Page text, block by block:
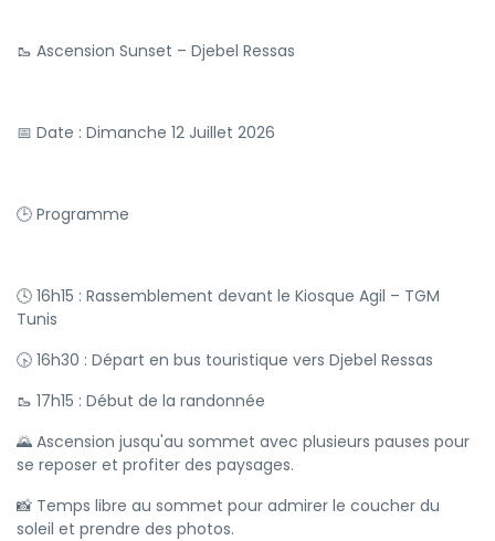
🥾 Ascension Sunset – Djebel Ressas
📅 Date : Dimanche 12 Juillet 2026
🕒 Programme
🕓 16h15 : Rassemblement devant le Kiosque Agil – TGM
Tunis
🕟 16h30 : Départ en bus touristique vers Djebel Ressas
🥾 17h15 : Début de la randonnée
🌄 Ascension jusqu'au sommet avec plusieurs pauses pour
se reposer et profiter des paysages.
📸 Temps libre au sommet pour admirer le coucher du
soleil et prendre des photos.